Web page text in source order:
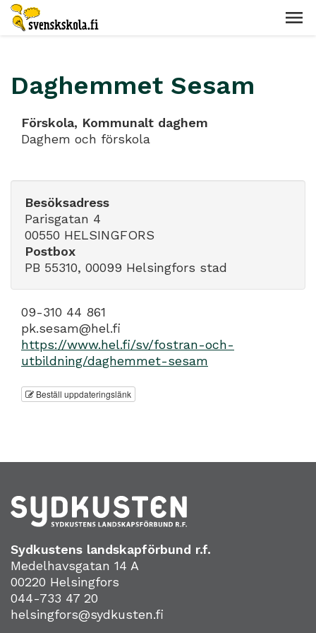
Daghemmet Sesam
Förskola, Kommunalt daghem
Daghem och förskola
Besöksadress
Parisgatan 4
00550 HELSINGFORS
Postbox
PB 55310, 00099 Helsingfors stad
09-310 44 861
pk.sesam@hel.fi
https://www.hel.fi/sv/fostran-och-
utbildning/daghemmet-sesam
Beställ uppdateringslänk
Sydkustens landskapförbund r.f.
Medelhavsgatan 14 A
00220 Helsingfors
044-733 47 20
helsingfors@sydkusten.fi